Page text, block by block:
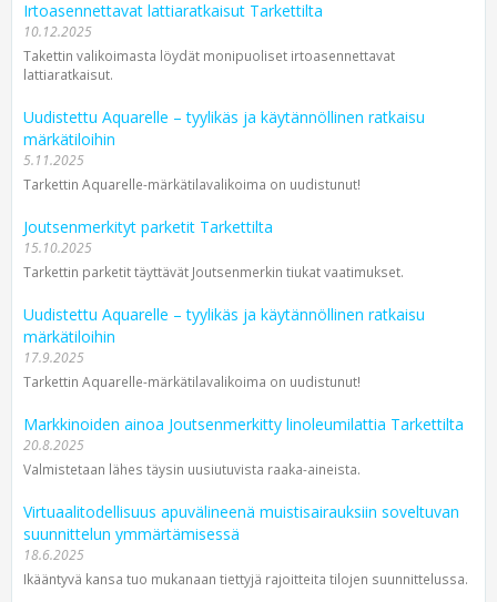
Irtoasennettavat lattiaratkaisut Tarkettilta
10.12.2025
Takettin valikoimasta löydät monipuoliset irtoasennettavat
lattiaratkaisut.
Uudistettu Aquarelle – tyylikäs ja käytännöllinen ratkaisu
märkätiloihin
5.11.2025
Tarkettin Aquarelle-märkätilavalikoima on uudistunut!
Joutsenmerkityt parketit Tarkettilta
15.10.2025
Tarkettin parketit täyttävät Joutsenmerkin tiukat vaatimukset.
Uudistettu Aquarelle – tyylikäs ja käytännöllinen ratkaisu
märkätiloihin
17.9.2025
Tarkettin Aquarelle-märkätilavalikoima on uudistunut!
Markkinoiden ainoa Joutsenmerkitty linoleumilattia Tarkettilta
20.8.2025
Valmistetaan lähes täysin uusiutuvista raaka-aineista.
Virtuaalitodellisuus apuvälineenä muistisairauksiin soveltuvan
suunnittelun ymmärtämisessä
18.6.2025
Ikääntyvä kansa tuo mukanaan tiettyjä rajoitteita tilojen suunnittelussa.